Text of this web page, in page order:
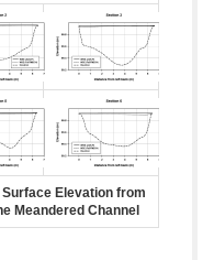
Elevation from
Meandered Channel